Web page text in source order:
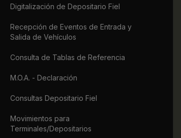
Digitalización de Depositario Fiel
Recepción de Eventos de Entrada y
Salida de Vehículos
Consulta de Tablas de Referencia
M.O.A. - Declaración
Consultas Depositario Fiel
Movimientos para
Terminales/Depositarios